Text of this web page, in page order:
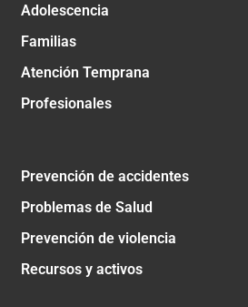
Adolescencia
Familias
Atención Temprana
Profesionales
Prevención de accidentes
Problemas de Salud
Prevención de violencia
Recursos y activos